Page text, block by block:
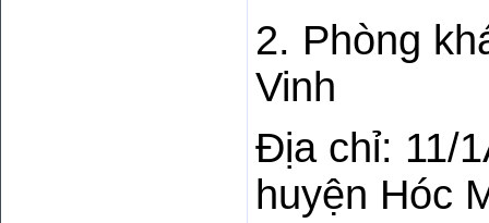
2. Phòng
Vinh
Địa chỉ: 11/
huyện Hóc